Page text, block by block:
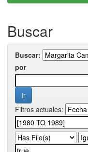
Buscar
Buscar:
por
Filtros actuales: